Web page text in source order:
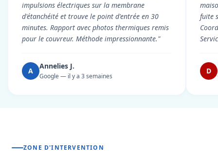
impulsions électriques sur la membrane
d'étanchéité et trouve le point d'entrée en 30
minutes. Rapport avec photos thermiques remis
pour le couvreur. Méthode impressionnante."
A
Annelies J.
Google — il y a 3 semaines
fuite
D
ZONE D'INTERVENTION